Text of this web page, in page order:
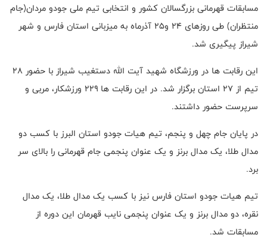
مسابقات قهرمانی بزرگسالان کشور و انتخابی تیم ملی جودو مردان(جام
منتظران) طی روزهای ۲۴ و‌۲۵ آذرماه به میزبانی استان فارس و شهر
شیراز پیگیری شد.
این رقابت ها در ورزشگاه شهید آیت الله دستغیب شیراز با حضور ۲۸
تیم از ۲۷ استان برگزار شد. در این رقابت ها ۲۲۹ ورزشکار، مربی و
سرپرست حضور داشتند.
در پایان جام چهل و پنجم، تیم هیات جودو استان البرز با کسب دو
مدال طلا، یک مدال برنز و یک عنوان پنجمی جام قهرمانی را بالای سر
برد.
تیم هیات جودو استان فارس نیز با کسب یک مدال طلا، یک مدال
نقره، دو مدال برنز و یک عنوان پنجمی نایب قهرمان این دوره از
مسابقات شد.